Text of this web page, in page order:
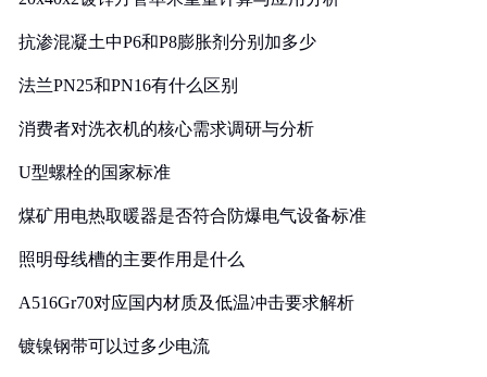
抗渗混凝土中P6和P8膨胀剂分别加多少
法兰PN25和PN16有什么区别
消费者对洗衣机的核心需求调研与分析
U型螺栓的国家标准
煤矿用电热取暖器是否符合防爆电气设备标准
照明母线槽的主要作用是什么
A516Gr70对应国内材质及低温冲击要求解析
镀镍钢带可以过多少电流